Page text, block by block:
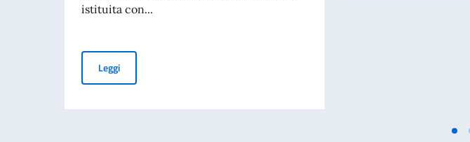
istituita con...
LeggiMESSAGGIO DEL VICE PRESIDENTE DEL CONSIGLIO DEI MINISTRI E MINISTRO